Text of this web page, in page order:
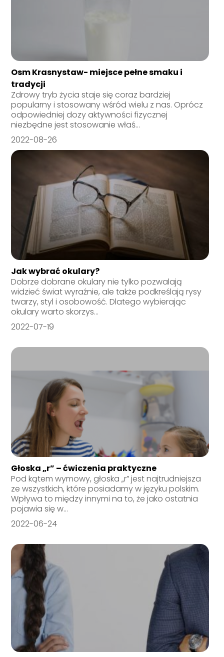
Osm Krasnystaw- miejsce pełne smaku i
tradycji
Zdrowy tryb życia staje się coraz bardziej
popularny i stosowany wśród wielu z nas. Oprócz
odpowiedniej dozy aktywności fizycznej
niezbędne jest stosowanie właś...
2022-08-26
Jak wybrać okulary?
Dobrze dobrane okulary nie tylko pozwalają
widzieć świat wyraźnie, ale także podkreślają rysy
twarzy, styl i osobowość. Dlatego wybierając
okulary warto skorzys...
2022-07-19
Głoska „r” – ćwiczenia praktyczne
Pod kątem wymowy, głoska „r” jest najtrudniejsza
ze wszystkich, które posiadamy w języku polskim.
Wpływa to między innymi na to, że jako ostatnia
pojawia się w...
2022-06-24